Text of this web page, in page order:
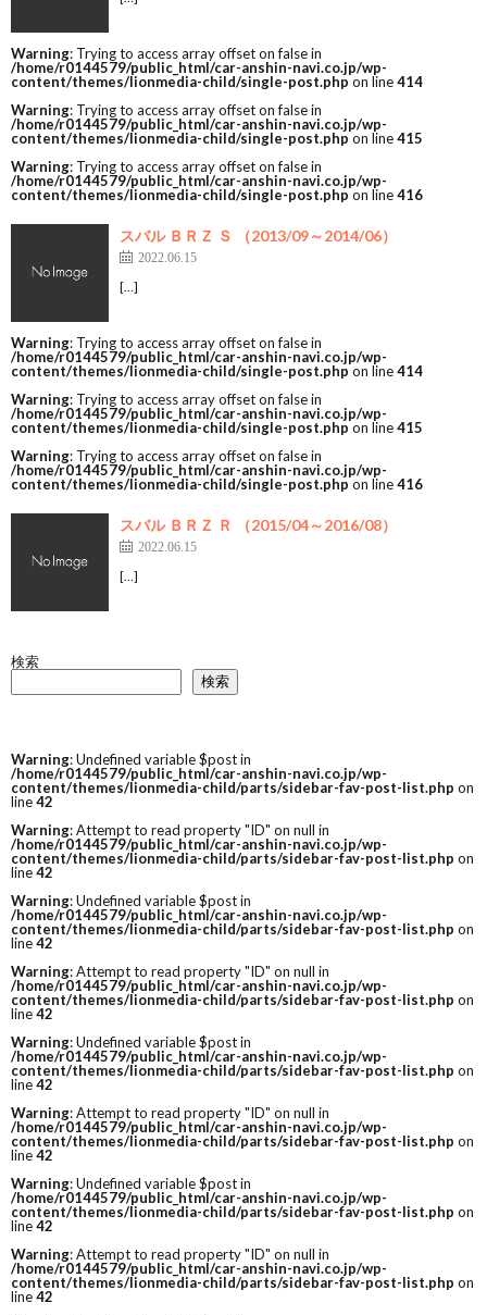
Warning: Trying to access array offset on false in
/home/r0144579/public_html/car-anshin-navi.co.jp/wp-
content/themes/lionmedia-child/single-post.php on line414
Warning: Trying to access array offset on false in
/home/r0144579/public_html/car-anshin-navi.co.jp/wp-
content/themes/lionmedia-child/single-post.php on line415
Warning: Trying to access array offset on false in
/home/r0144579/public_html/car-anshin-navi.co.jp/wp-
content/themes/lionmedia-child/single-post.php on line416
スバル ＢＲＺ Ｓ （2013/09～2014/06）
2022.06.15
[…]
Warning: Trying to access array offset on false in
/home/r0144579/public_html/car-anshin-navi.co.jp/wp-
content/themes/lionmedia-child/single-post.php on line414
Warning: Trying to access array offset on false in
/home/r0144579/public_html/car-anshin-navi.co.jp/wp-
content/themes/lionmedia-child/single-post.php on line415
Warning: Trying to access array offset on false in
/home/r0144579/public_html/car-anshin-navi.co.jp/wp-
content/themes/lionmedia-child/single-post.php on line416
スバル ＢＲＺ Ｒ （2015/04～2016/08）
2022.06.15
[…]
検索
検索
Warning: Undefined variable $post in
/home/r0144579/public_html/car-anshin-navi.co.jp/wp-
content/themes/lionmedia-child/parts/sidebar-fav-post-list.php on
line42
Warning: Attempt to read property "ID" on null in
/home/r0144579/public_html/car-anshin-navi.co.jp/wp-
content/themes/lionmedia-child/parts/sidebar-fav-post-list.php on
line42
Warning: Undefined variable $post in
/home/r0144579/public_html/car-anshin-navi.co.jp/wp-
content/themes/lionmedia-child/parts/sidebar-fav-post-list.php on
line42
Warning: Attempt to read property "ID" on null in
/home/r0144579/public_html/car-anshin-navi.co.jp/wp-
content/themes/lionmedia-child/parts/sidebar-fav-post-list.php on
line42
Warning: Undefined variable $post in
/home/r0144579/public_html/car-anshin-navi.co.jp/wp-
content/themes/lionmedia-child/parts/sidebar-fav-post-list.php on
line42
Warning: Attempt to read property "ID" on null in
/home/r0144579/public_html/car-anshin-navi.co.jp/wp-
content/themes/lionmedia-child/parts/sidebar-fav-post-list.php on
line42
Warning: Undefined variable $post in
/home/r0144579/public_html/car-anshin-navi.co.jp/wp-
content/themes/lionmedia-child/parts/sidebar-fav-post-list.php on
line42
Warning: Attempt to read property "ID" on null in
/home/r0144579/public_html/car-anshin-navi.co.jp/wp-
content/themes/lionmedia-child/parts/sidebar-fav-post-list.php on
line42